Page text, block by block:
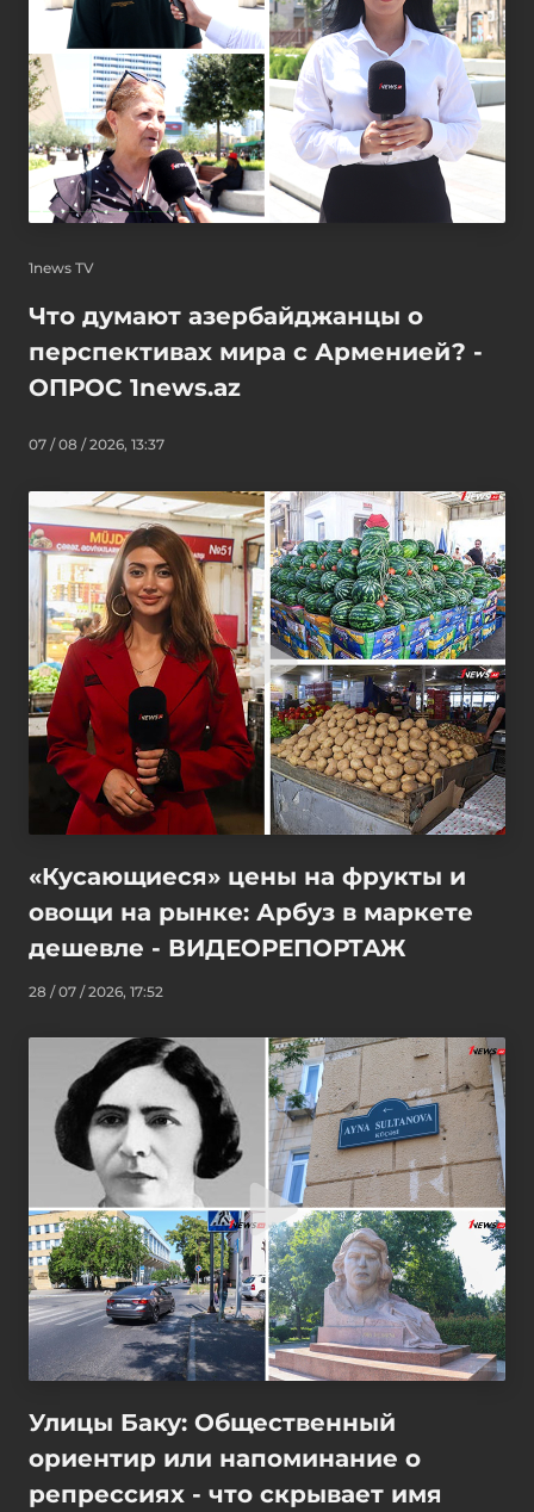
1news TV
Что думают азербайджанцы о
перспективах мира с Арменией? -
ОПРОС 1news.az
07 / 08 / 2026, 13:37
«Кусающиеся» цены на фрукты и
овощи на рынке: Арбуз в маркете
дешевле - ВИДЕОРЕПОРТАЖ
28 / 07 / 2026, 17:52
Улицы Баку: Общественный
ориентир или напоминание о
репрессиях - что скрывает имя